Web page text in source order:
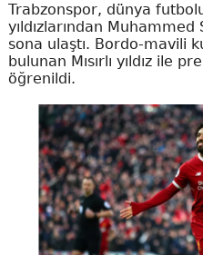
Trabzonspor, dünya
yıldızlarından
sona ulaştı. Bordo-mavili
bulunan Mısırlı yıldız ile
öğrenildi.